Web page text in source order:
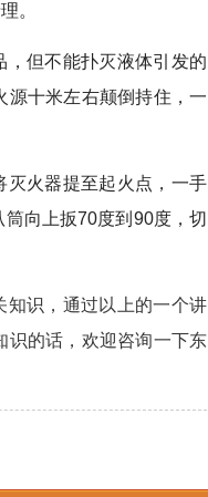
。
但不能扑灭液体引发的
源十米左右颠倒持住，一
灭火器提至起火点，一手
向上扳70度到90度，切
知识，通过以上的一个讲
识的话，欢迎咨询一下东